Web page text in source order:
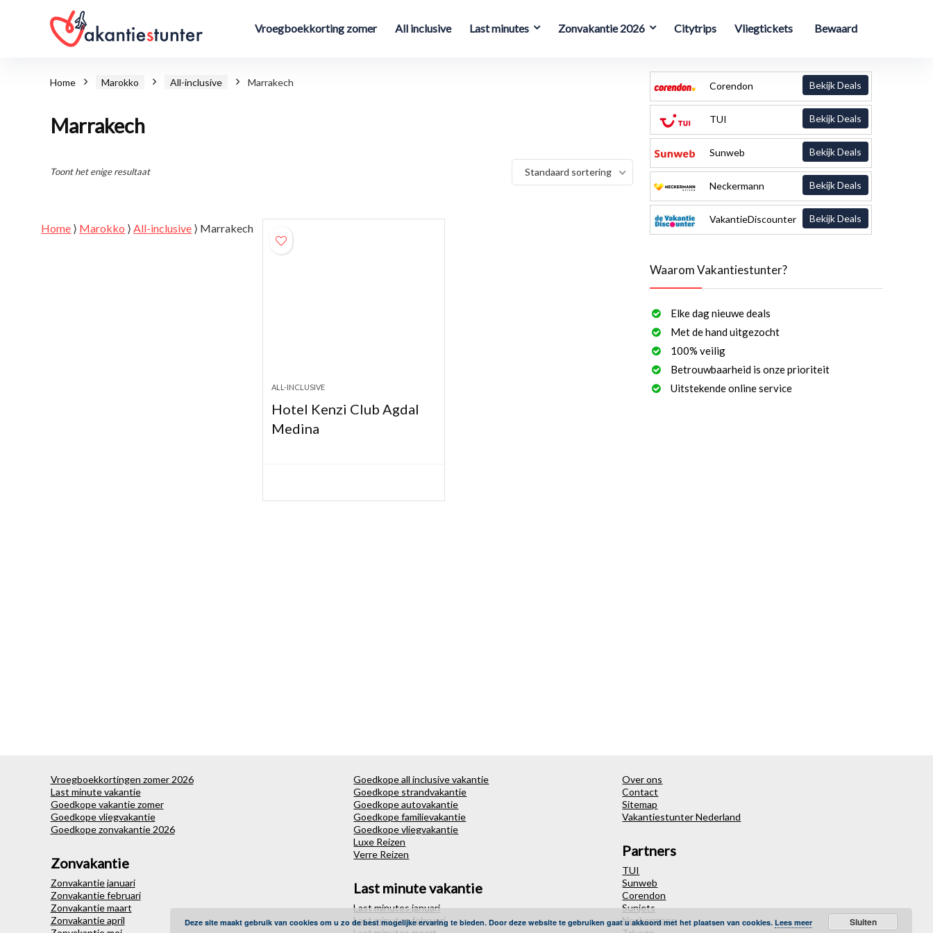
Vroegboekkorting zomer All inclusive Last minutes Zonvakantie 2026 Citytrips Vliegtickets Bewaard
Home Marokko All-inclusive Marrakech
Marrakech
Toont het enige resultaat Standaard sortering
Home ⟩ Marokko ⟩All-inclusive ⟩ Marrakech
ALL-INCLUSIVE
Hotel Kenzi Club Agdal
Medina
Corendon Bekijk Deals
TUI Bekijk Deals
Sunweb Bekijk Deals
Neckermann Bekijk Deals
VakantieDiscounter Bekijk Deals
Waarom Vakantiestunter?
Elke dag nieuwe deals
Met de hand uitgezocht
100% veilig
Betrouwbaarheid is onze prioriteit
Uitstekende online service
Vroegboekkortingen zomer 2026
Last minute vakantie
Goedkope vakantie zomer
Goedkope vliegvakantie
Goedkope zonvakantie 2026
Zonvakantie
Zonvakantie januari
Zonvakantie februari
Zonvakantie maart
Zonvakantie april
Goedkope all inclusive vakantie
Goedkope strandvakantie
Goedkope autovakantie
Goedkope familievakantie
Goedkope vliegvakantie
Luxe Reizen
Verre Reizen
Last minute vakantie
Last minutes januari
Last minutes februari
Over ons
Contact
Sitemap
Vakantiestunter Nederland
Partners
TUI
Sunweb
Corendon
Sunjets
Neckermann
Deze site maakt gebruik van cookies om u zo de best mogelijke ervaring te bieden. Door deze website te gebruiken gaat u akkoord met het plaatsen van cookies. Lees meer Sluiten